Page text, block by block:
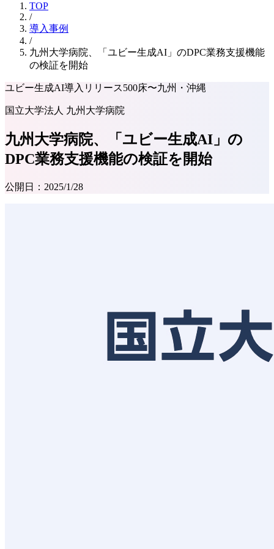
TOP
/
導入事例
/
九州大学病院、「ユビー生成AI」のDPC業務支援機能
の検証を開始
ユビー生成AI導入リリース500床〜九州・沖縄
国立大学法人 九州大学病院
九州大学病院、「ユビー生成AI」の
DPC業務支援機能の検証を開始
公開日： 2025/1/28